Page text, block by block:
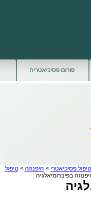
פורום פסיכיאטריה
טיפול פסיכיאטרי > היפנוזה >טיפול
בפיברומיאלגיה :